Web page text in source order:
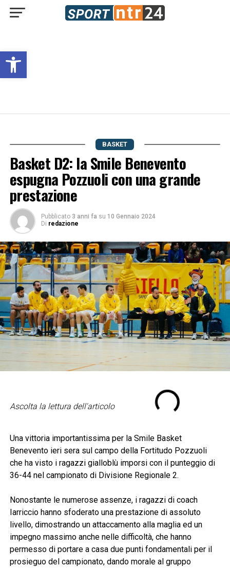
Open toolbar
BASKET
Basket D2: la Smile Benevento
espugna Pozzuoli con una grande
prestazione
Pubblicato 3 anni fa su 10 Gennaio 2024
Di redazione
Ascolta la lettura dell'articolo
Una vittoria importantissima per la Smile Basket
Benevento ieri sera sul campo della Fortitudo Pozzuoli
che ha visto i ragazzi gialloblù imporsi con il punteggio di
36-44 nel campionato di Divisione Regionale 2.
Nonostante le numerose assenze, i ragazzi di coach
Iarriccio hanno sfoderato una prestazione di assoluto
livello, dimostrando un attaccamento alla maglia ed un
impegno massimo anche nelle difficoltà, che hanno
permesso di portare a casa due punti fondamentali per il
prosieguo del campionato, dando morale al gruppo